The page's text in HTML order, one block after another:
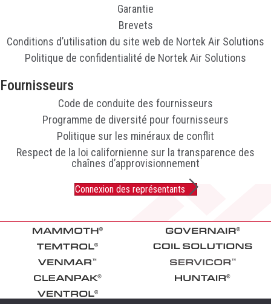
Garantie
Brevets
Conditions d’utilisation du site web de Nortek Air Solutions
Politique de confidentialité de Nortek Air Solutions
Fournisseurs
Code de conduite des fournisseurs
Programme de diversité pour fournisseurs
Politique sur les minéraux de conflit
Respect de la loi californienne sur la transparence des
chaînes d’approvisionnement
Connexion des représentants